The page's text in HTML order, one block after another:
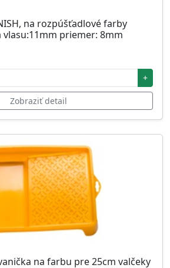
na rozpúšťadlové farby
vlasu:11mm priemer: 8mm
+
Zobraziť detail
na farbu pre 25cm valčeky